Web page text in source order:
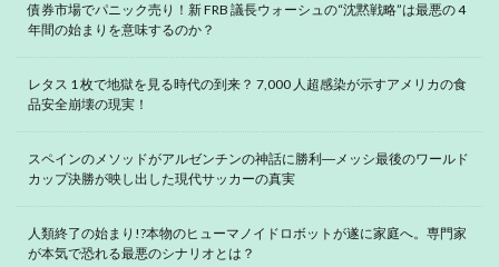
債券市場でパニック売り！新 FRB 議長ウォーシュの“沈黙戦略”は最悪の 4
年間の始まりを意味するのか？
レタス 1 枚で地獄を見る時代の到来？ 7,000 人超感染が示すアメリカの食
品安全崩壊の現実！
スペインのメソッドがアルゼンチンの神話に勝利―メッシ最後のワールド
カップ決勝が映し出した現代サッカーの真実
人類終了の始まり!?本物のヒューマノイドロボットが遂に家庭へ。専門家
が本気で恐れる最悪のシナリオとは？